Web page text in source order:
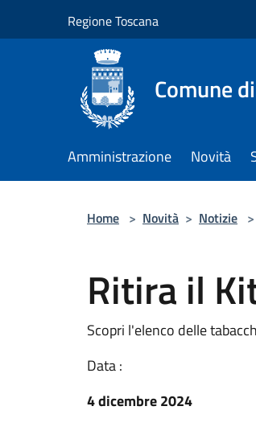
Regione Toscana
Comune
Amministrazione Novità
Home > Novità > Notizie >
Ritira il
Scopri l'elenco delle
Data :
4 dicembre 2024